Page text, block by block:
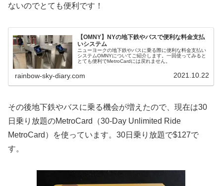
ないのでとても便利です！
【OMNY】NYの地下鉄やバスで便利な料金支払
いシステム
ニューヨークの地下鉄やバスに乗る際に便利な料金支払い
システムOMNYについてご紹介します。一回使ってみると
とても便利でMetroCardには戻れません。
rainbow-sky-diary.com 2021.10.22
その後地下鉄やバスに乗る機会が増えたので、現在は30
日乗り放題のMetroCard（30-Day Unlimited Ride
MetroCard）を使っています。30日乗り放題で$127で
す。